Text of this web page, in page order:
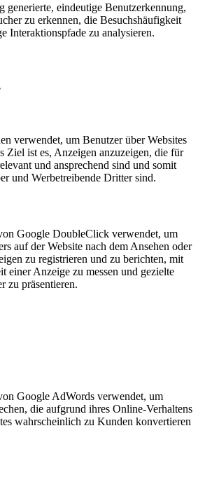
generierte, eindeutige Benutzerkennung,
zu erkennen, die Besuchshäufigkeit
Interaktionspfade zu analysieren.
verwendet, um Benutzer über Websites
Ziel ist es, Anzeigen anzuzeigen, die für
und ansprechend sind und somit
und Werbetreibende Dritter sind.
Google DoubleClick verwendet, um
auf der Website nach dem Ansehen oder
zu registrieren und zu berichten, mit
einer Anzeige zu messen und gezielte
zu präsentieren.
Google AdWords verwendet, um
die aufgrund ihres Online-Verhaltens
wahrscheinlich zu Kunden konvertieren